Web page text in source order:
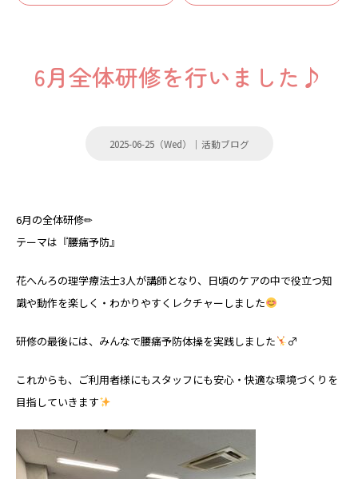
6月全体研修を行いました♪
2025-06-25（Wed）｜ 活動ブログ
6月の全体研修✏
テーマは『腰痛予防』
花へんろの理学療法士3人が講師となり、日頃のケアの中で役立つ知
識や動作を楽しく・わかりやすくレクチャーしました
研修の最後には、みんなで腰痛予防体操を実践しました ‍♂
これからも、ご利用者様にもスタッフにも安心・快適な環境づくりを
目指していきます